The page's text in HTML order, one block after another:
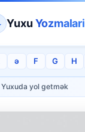
Yuxu Yozmalari
ə F G H
Yuxuda yol getmək